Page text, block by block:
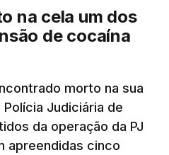
pedidos de reapreciação,
voz da Missão Escola
o processo esteja
e nos últimos dias,
estão a ser
para reapreciações"
na cela um dos
de cocaína
morto na sua
Judiciária de
da operação da PJ
apreendidas cinco